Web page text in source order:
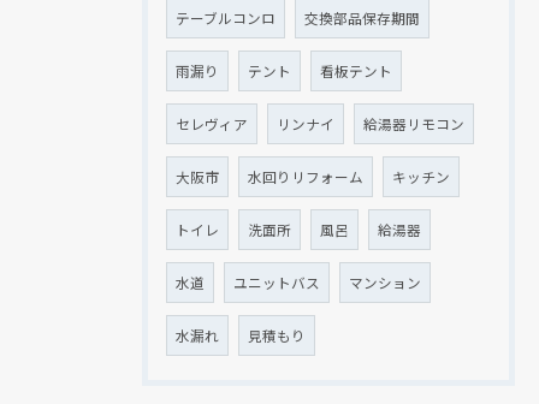
テーブルコンロ 交換部品保存期間
雨漏り テント 看板テント
セレヴィア リンナイ 給湯器リモコン
大阪市 水回りリフォーム キッチン
トイレ 洗面所 風呂 給湯器
水道 ユニットバス マンション
水漏れ 見積もり